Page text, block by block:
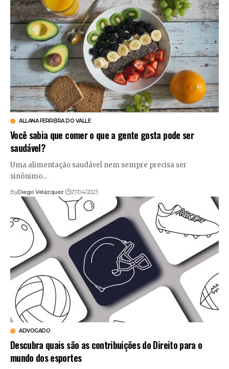
ALLANA FERREIRA DO VALLE
Você sabia que comer o que a gente gosta pode ser
saudável?
Uma alimentação saudável nem sempre precisa ser
sinônimo…
ByDiego Velázquez 27/04/2023
ADVOGADO
Descubra quais são as contribuições do Direito para o
mundo dos esportes